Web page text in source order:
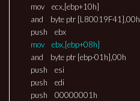
mov ecx,[ebp+10h]
and byte ptr [L80019F41],00h
push ebx
mov ebx,[ebp+08h]
and byte ptr [ebp-01h],00h
push esi
push edi
push 00000001h